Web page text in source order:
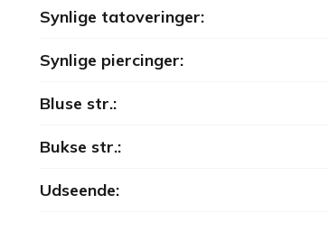
Synlige tatoveringer:
Synlige piercinger:
Bluse str.:
Bukse str.:
Udseende: